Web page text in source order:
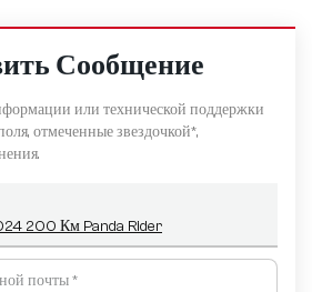
Сообщение
или технической поддержки
отмеченные звездочкой*,
200 Км Panda Rider